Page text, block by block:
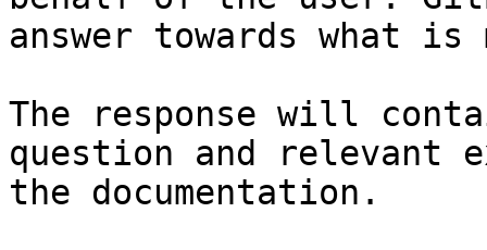
answer towards what
The response will
question and relevant
the documentation.